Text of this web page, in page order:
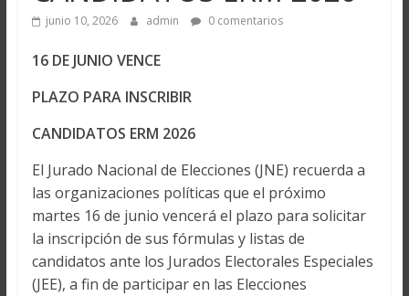
junio 10, 2026 admin 0 comentarios
16 DE JUNIO VENCE
PLAZO PARA INSCRIBIR
CANDIDATOS ERM 2026
El Jurado Nacional de Elecciones (JNE) recuerda a
las organizaciones políticas que el próximo
martes 16 de junio vencerá el plazo para solicitar
la inscripción de sus fórmulas y listas de
candidatos ante los Jurados Electorales Especiales
(JEE), a fin de participar en las Elecciones